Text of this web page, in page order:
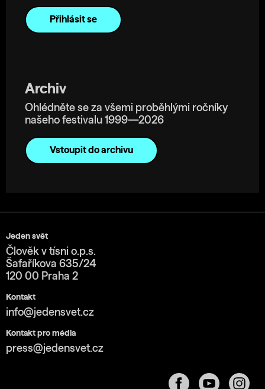
Archiv
Ohlédněte se za všemi proběhlými ročníky
našeho festivalu 1999—2026
Vstoupit do archivu
Jeden svět
Člověk v tísni o.p.s.
Šafaříkova 635/24
120 00 Praha 2
Kontakt
info@jedensvet.cz
Kontakt pro média
press@jedensvet.cz